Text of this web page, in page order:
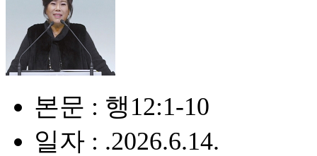
본문 : 행12:1-10
일자 : .2026.6.14.